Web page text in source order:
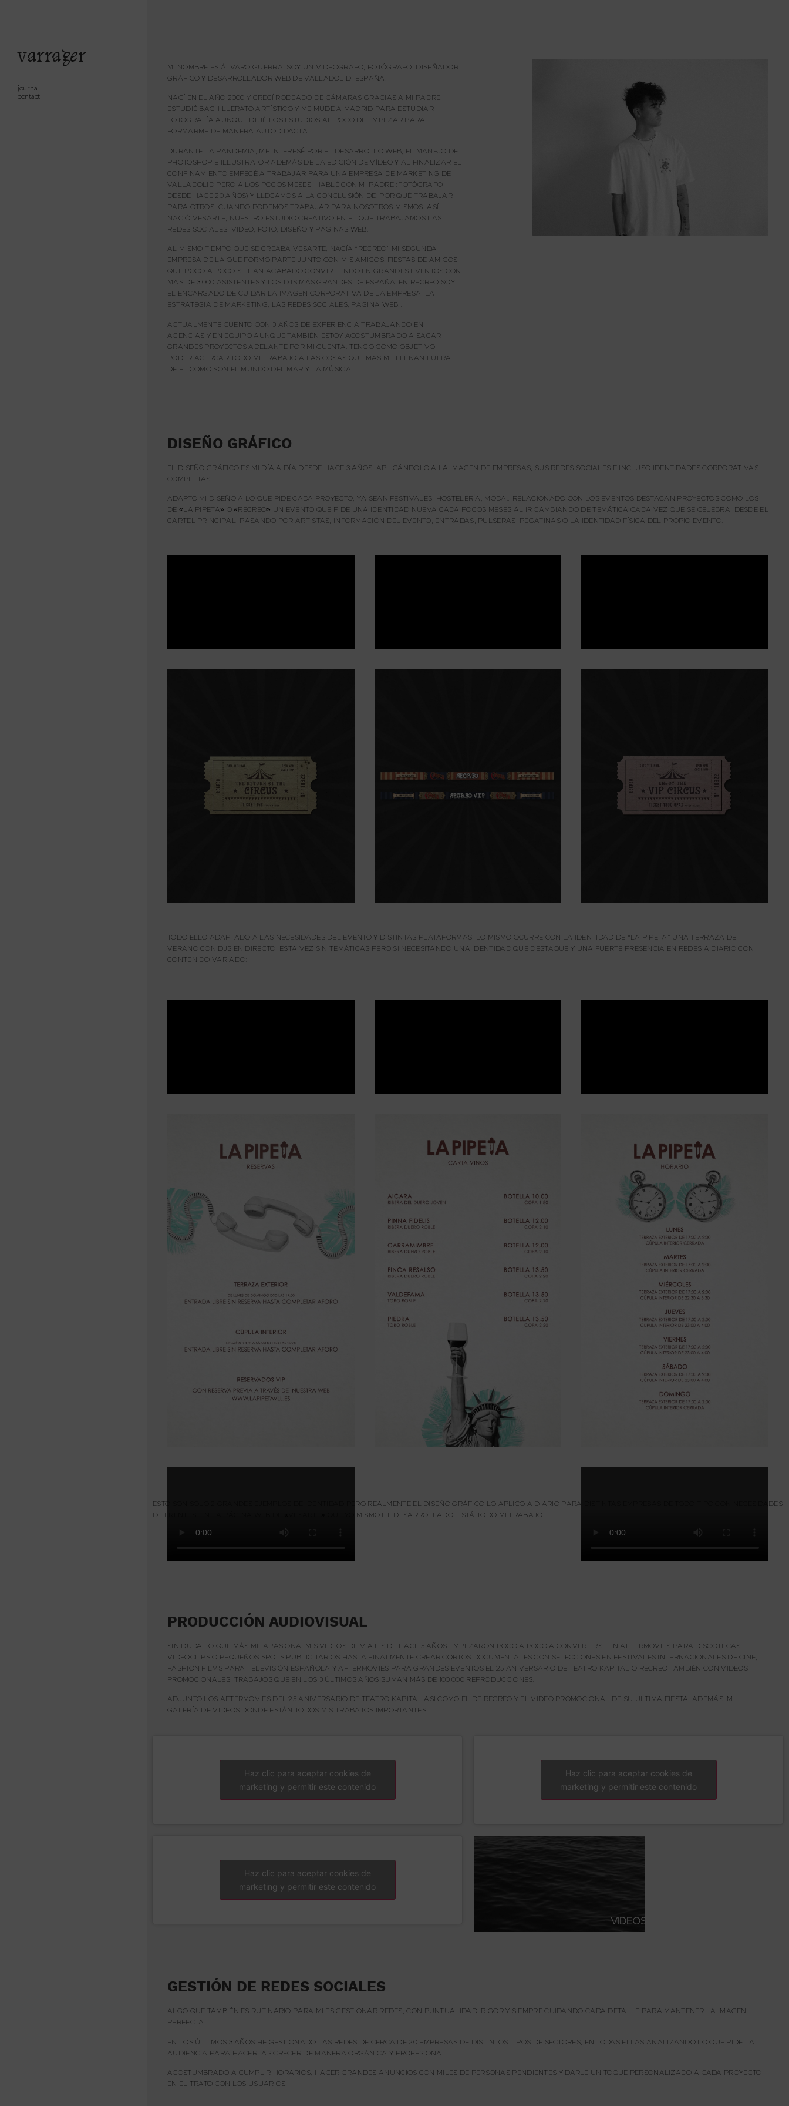
varrager
journal
contact
MI NOMBRE ES ÁLVARO GUERRA, SOY UN VIDEOGRAFO, FOTÓGRAFO, DISEÑADOR
GRÁFICO Y DESARROLLADOR WEB DE VALLADOLID, ESPAÑA.
NACÍ EN EL AÑO 2000 Y CRECÍ RODEADO DE CÁMARAS GRACIAS A MI PADRE.
ESTUDIÉ BACHILLERATO ARTÍSTICO Y ME MUDE A MADRID PARA ESTUDIAR
FOTOGRAFÍA AUNQUE DEJÉ LOS ESTUDIOS AL POCO DE EMPEZAR PARA
FORMARME DE MANERA AUTODIDACTA.
DURANTE LA PANDEMIA, ME INTERESÉ POR EL DESARROLLO WEB, EL MANEJO DE
PHOTOSHOP E ILLUSTRATOR ADEMÁS DE LA EDICIÓN DE VÍDEO Y AL FINALIZAR EL
CONFINAMIENTO EMPECÉ A TRABAJAR PARA UNA EMPRESA DE MARKETING DE
VALLADOLID PERO A LOS POCOS MESES, HABLÉ CON MI PADRE (FOTÓGRAFO
DESDE HACE 20 AÑOS) Y LLEGAMOS A LA CONCLUSIÓN DE: POR QUÉ TRABAJAR
PARA OTROS, CUANDO PODEMOS TRABAJAR PARA NOSOTROS MISMOS, ASÍ
NACIÓ VESARTE, NUESTRO ESTUDIO CREATIVO EN EL QUE TRABAJAMOS LAS
REDES SOCIALES, VIDEO, FOTO, DISEÑO Y PÁGINAS WEB.
AL MISMO TIEMPO QUE SE CREABA VESARTE, NACÍA “RECREO” MI SEGUNDA
EMPRESA DE LA QUE FORMO PARTE JUNTO CON MIS AMIGOS. FIESTAS DE AMIGOS
QUE POCO A POCO SE HAN ACABADO CONVIRTIENDO EN GRANDES EVENTOS CON
MAS DE 3.000 ASISTENTES Y LOS DJS MÁS GRANDES DE ESPAÑA. EN RECREO SOY
EL ENCARGADO DE CUIDAR LA IMAGEN CORPORATIVA DE LA EMPRESA, LA
ESTRATEGIA DE MARKETING, LAS REDES SOCIALES, PÁGINA WEB…
ACTUALMENTE CUENTO CON 3 AÑOS DE EXPERIENCIA TRABAJANDO EN
AGENCIAS Y EN EQUIPO AUNQUE TAMBIÉN ESTOY ACOSTUMBRADO A SACAR
GRANDES PROYECTOS ADELANTE POR MI CUENTA. TENGO COMO OBJETIVO
PODER ACERCAR TODO MI TRABAJO A LAS COSAS QUE MAS ME LLENAN FUERA
DE EL COMO SON EL MUNDO DEL MAR Y LA MÚSICA.
DISEÑO GRÁFICO
EL DISEÑO GRÁFICO ES MI DÍA A DÍA DESDE HACE 3 AÑOS, APLICÁNDOLO A LA IMAGEN DE EMPRESAS, SUS REDES SOCIALES E INCLUSO IDENTIDADES CORPORATIVAS
COMPLETAS.
ADAPTO MI DISEÑO A LO QUE PIDE CADA PROYECTO, YA SEAN FESTIVALES, HOSTELERÍA, MODA… RELACIONADO CON LOS EVENTOS DESTACAN PROYECTOS COMO LOS
DE «LA PIPETA» O «RECREO»
UN EVENTO QUE PIDE UNA IDENTIDAD NUEVA CADA POCOS MESES AL IR CAMBIANDO DE TEMÁTICA CADA VEZ QUE SE CELEBRA, DESDE EL
CARTEL PRINCIPAL, PASANDO POR ARTISTAS, INFORMACIÓN DEL EVENTO, ENTRADAS, PULSERAS, PEGATINAS O LA IDENTIDAD FÍSICA DEL PROPIO EVENTO.
TODO ELLO ADAPTADO A LAS NECESIDADES DEL EVENTO Y DISTINTAS PLATAFORMAS, LO MISMO OCURRE CON LA IDENTIDAD DE “LA PIPETA” UNA TERRAZA DE
VERANO CON DJS EN DIRECTO, ESTA VEZ SIN TEMÁTICAS PERO SI NECESITANDO UNA IDENTIDAD QUE DESTAQUE Y UNA FUERTE PRESENCIA EN REDES A DIARIO CON
CONTENIDO VARIADO:
ESTO SON SÓLO 2 GRANDES EJEMPLOS DE IDENTIDAD PERO REALMENTE EL DISEÑO GRÁFICO LO APLICO A DIARIO PARA DISTINTAS EMPRESAS DE TODO TIPO CON NECESIDADES
DIFERENTES, EN LA PÁGINA WEB DE «VESARTE» QUE YO MISMO HE DESARROLLADO, ESTÁ TODO MI TRABAJO:
PRODUCCIÓN AUDIOVISUAL
SIN DUDA LO QUE MÁS ME APASIONA, MIS VIDEOS DE VIAJES DE HACE 5 AÑOS EMPEZARON POCO A POCO A CONVERTIRSE EN AFTERMOVIES PARA DISCOTECAS,
VIDEOCLIPS O PEQUEÑOS SPOTS PUBLICITARIOS HASTA FINALMENTE CREAR CORTOS DOCUMENTALES CON SELECCIONES EN FESTIVALES INTERNACIONALES DE CINE,
FASHION FILMS PARA TELEVISIÓN ESPAÑOLA Y AFTERMOVIES PARA GRANDES EVENTOS EL 25 ANIVERSARIO DE TEATRO KAPITAL O RECREO TAMBIÉN CON VIDEOS
PROMOCIONALES, TRABAJOS QUE EN LOS 3 ÚLTIMOS AÑOS SUMAN MÁS DE 100.000 REPRODUCCIONES.
ADJUNTO LOS AFTERMOVIES DEL 25 ANIVERSARIO DE TEATRO KAPITAL ASI COMO EL DE RECREO Y EL VIDEO PROMOCIONAL DE SU ULTIMA FIESTA; ADEMÁS, MI
GALERÍA DE VIDEOS DONDE ESTÁN TODOS MIS TRABAJOS IMPORTANTES.
Haz clic para aceptar cookies de
marketing y permitir este contenido
Haz clic para aceptar cookies de
marketing y permitir este contenido
Haz clic para aceptar cookies de
marketing y permitir este contenido
VIDEOS
GESTIÓN DE REDES SOCIALES
ALGO QUE TAMBIÉN ES RUTINARIO PARA MI ES GESTIONAR REDES; CON PUNTUALIDAD, RIGOR Y SIEMPRE CUIDANDO CADA DETALLE PARA MANTENER LA IMAGEN
PERFECTA.
EN LOS ÚLTIMOS 3 AÑOS HE GESTIONADO LAS REDES DE CERCA DE 20 EMPRESAS DE DISTINTOS TIPOS DE SECTORES, EN TODAS ELLAS ANALIZANDO LO QUE PIDE LA
AUDIENCIA PARA HACERLAS CRECER DE MANERA ORGÁNICA Y PROFESIONAL.
ACOSTUMBRADO A CUMPLIR HORARIOS, HACER GRANDES ANUNCIOS CON MILES DE PERSONAS PENDIENTES Y DARLE UN TOQUE PERSONALIZADO A CADA PROYECTO
EN EL TRATO CON LOS USUARIOS.